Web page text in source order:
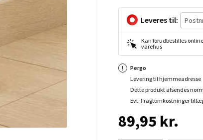
Leveres til:
Kan forudbestilles
varehus
Pergo
Levering til hjemmeadresse
Dette produkt afsendes
Evt. Fragtomkostninger
89,95 kr.